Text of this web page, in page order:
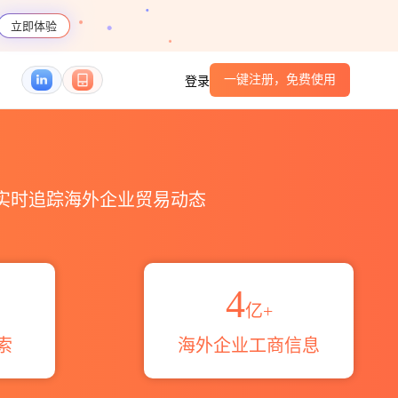
立即体验
登录 一键注册，免费使用
时追踪海外企业贸易动态
4亿+
海外企业工商信息